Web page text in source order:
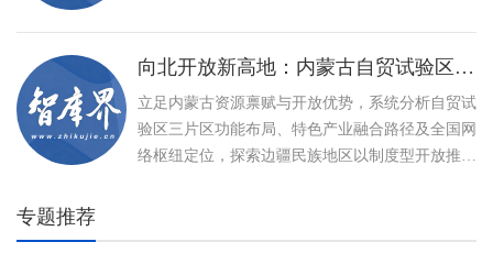
向北开放新高地：内蒙古自贸试验区建设与特色产业高质量发展路径
立足内蒙古资源禀赋与开放优势，系统分析自贸试
验区三片区功能布局、特色产业融合路径及全国网
络枢纽定位，探索边疆民族地区以制度型开放推动
专题推荐